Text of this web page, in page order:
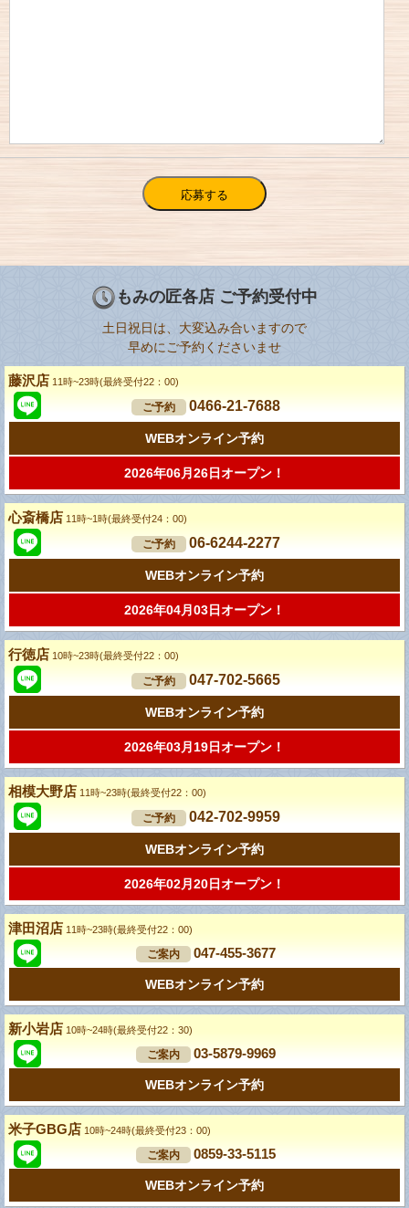
もみの匠各店 ご予約受付中
土日祝日は、大変込み合いますので
早めにご予約くださいませ
藤沢店 11時~23時(最終受付22：00)
ご予約 0466-21-7688
WEBオンライン予約
2026年06月26日オープン！
心斎橋店 11時~1時(最終受付24：00)
ご予約 06-6244-2277
WEBオンライン予約
2026年04月03日オープン！
行徳店 10時~23時(最終受付22：00)
ご予約 047-702-5665
WEBオンライン予約
2026年03月19日オープン！
相模大野店 11時~23時(最終受付22：00)
ご予約 042-702-9959
WEBオンライン予約
2026年02月20日オープン！
津田沼店 11時~23時(最終受付22：00)
ご案内 047-455-3677
WEBオンライン予約
新小岩店 10時~24時(最終受付22：30)
ご案内 03-5879-9969
WEBオンライン予約
米子GBG店 10時~24時(最終受付23：00)
ご案内 0859-33-5115
WEBオンライン予約